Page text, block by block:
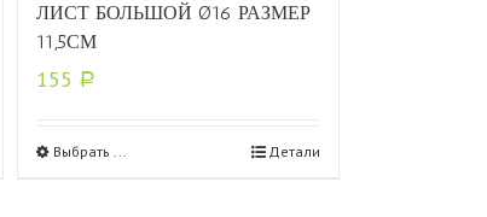
ЛИСТ БОЛЬШОЙ Ø16 РАЗМЕР
11,5СМ
155 Р
Выбрать ... Детали